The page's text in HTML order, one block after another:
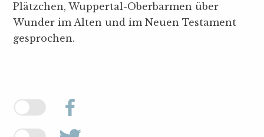
Plätzchen, Wuppertal-Oberbarmen über
Wunder im Alten und im Neuen Testament
gesprochen.